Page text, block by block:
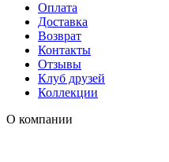
Оплата
Доставка
Возврат
Контакты
Отзывы
Клуб друзей
Коллекции
О компании